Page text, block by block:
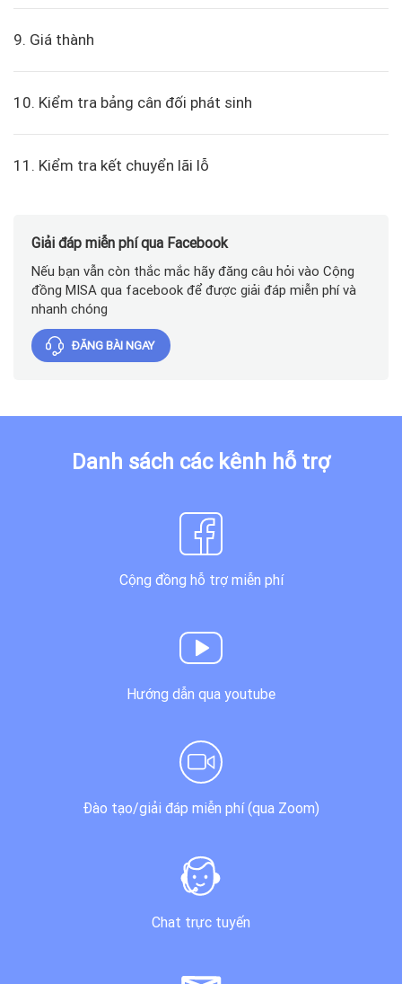
9. Giá thành
10. Kiểm tra bảng cân đối phát sinh
11. Kiểm tra kết chuyển lãi lỗ
Giải đáp miễn phí qua Facebook
Nếu bạn vẫn còn thắc mắc hãy đăng câu hỏi vào Cộng
đồng MISA qua facebook để được giải đáp miễn phí và
nhanh chóng
ĐĂNG BÀI NGAY
Danh sách các kênh hỗ trợ
Cộng đồng hỗ trợ miễn phí
Hướng dẫn qua youtube
Đào tạo/giải đáp miễn phí (qua Zoom)
Chat trực tuyến